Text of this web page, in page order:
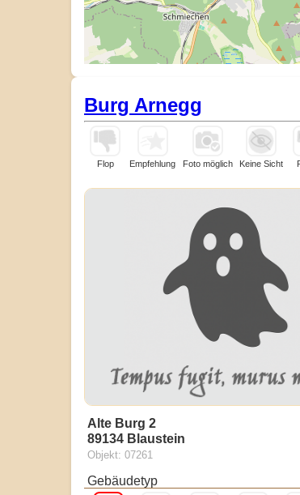
Burg Arnegg
Flop Empfehlung Foto möglich Keine Sicht
Alte Burg 2
89134 Blaustein
Objekt: 07261
Gebäudetyp